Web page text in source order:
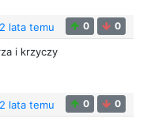
2 lata temu 0 0
i krzyczy
2 lata temu 0 0